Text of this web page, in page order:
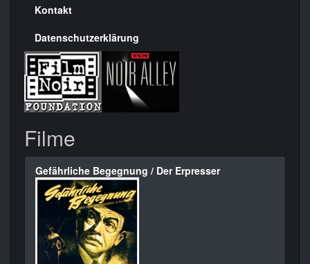
Kontakt
Datenschutzerklärung
Filme
Gefährliche Begegnung / Der Erpresser